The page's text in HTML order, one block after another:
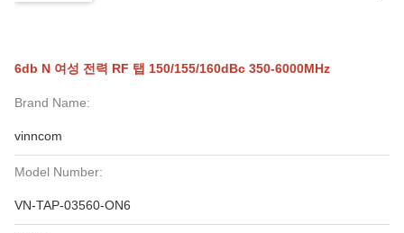
6db N 여성 전력 RF 탭 150/155/160dBc 350-6000MHz
Brand Name:
vinncom
Model Number:
VN-TAP-03560-ON6